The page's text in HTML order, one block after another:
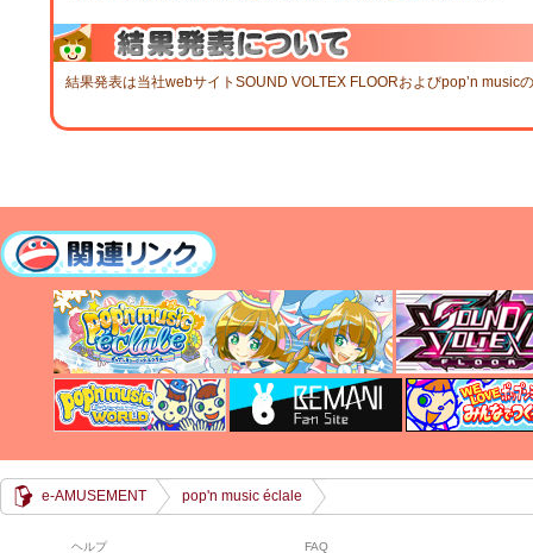
結果発表は当社webサイトSOUND VOLTEX FLOORおよびpop’n music
e-AMUSEMENT pop'n music éclale
ヘルプ FAQ